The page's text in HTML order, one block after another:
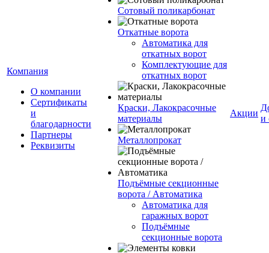
Компания
О компании
Сертификаты
и
благодарности
Партнеры
Реквизиты
Сотовый поликарбонат
Откатные ворота
Автоматика для
откатных ворот
Комплектующие для
откатных ворот
Краски, Лакокрасочные
материалы
Металлопрокат
Подъёмные секционные
ворота / Автоматика
Автоматика для
гаражных ворот
Подъёмные
секционные ворота
Акции
и